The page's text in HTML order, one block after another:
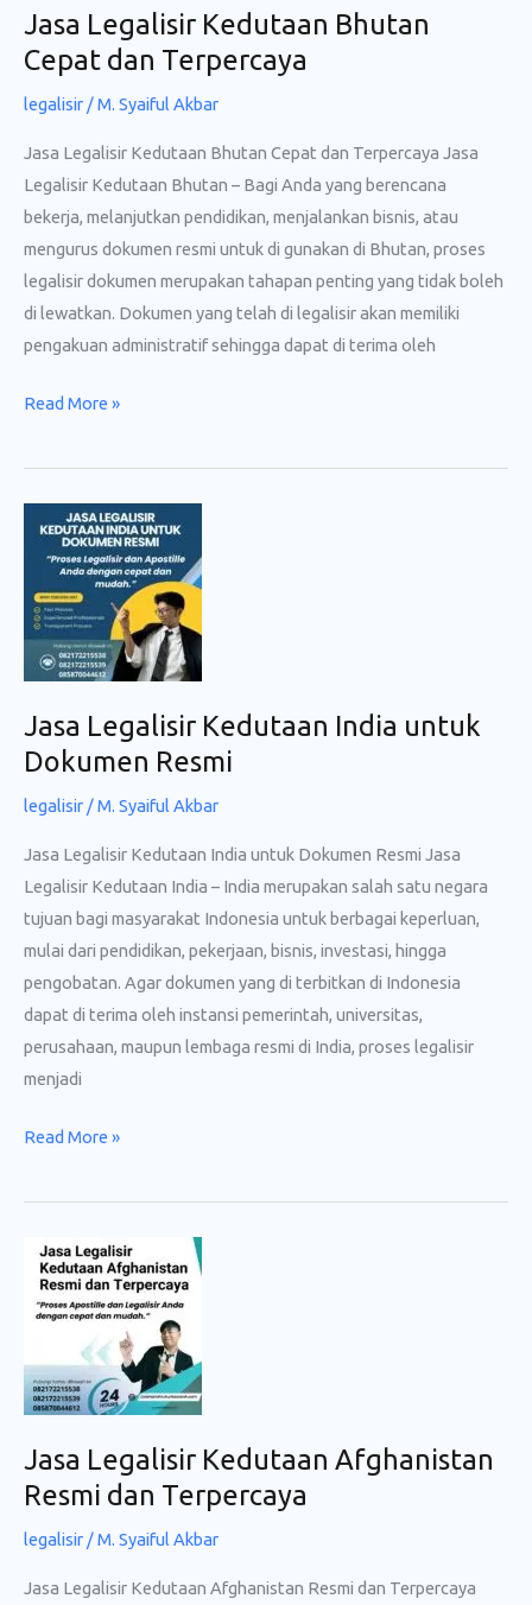
Jasa Legalisir Kedutaan Bhutan
Cepat dan Terpercaya
legalisir /M. Syaiful Akbar
Jasa Legalisir Kedutaan Bhutan Cepat dan Terpercaya Jasa
Legalisir Kedutaan Bhutan – Bagi Anda yang berencana
bekerja, melanjutkan pendidikan, menjalankan bisnis, atau
mengurus dokumen resmi untuk di gunakan di Bhutan, proses
legalisir dokumen merupakan tahapan penting yang tidak boleh
di lewatkan. Dokumen yang telah di legalisir akan memiliki
pengakuan administratif sehingga dapat di terima oleh
Jasa
Kedutaan
Cepat
dan
Terpercaya
Read More »
Jasa Legalisir Kedutaan India untuk
Dokumen Resmi
legalisir /M. Syaiful Akbar
Jasa Legalisir Kedutaan India untuk Dokumen Resmi Jasa
Legalisir Kedutaan India – India merupakan salah satu negara
tujuan bagi masyarakat Indonesia untuk berbagai keperluan,
mulai dari pendidikan, pekerjaan, bisnis, investasi, hingga
pengobatan. Agar dokumen yang di terbitkan di Indonesia
dapat di terima oleh instansi pemerintah, universitas,
perusahaan, maupun lembaga resmi di India, proses legalisir
menjadi
Jasa
Kedutaan
untuk
Dokumen
Resmi
Read More »
Jasa Legalisir Kedutaan Afghanistan
Resmi dan Terpercaya
legalisir /M. Syaiful Akbar
Jasa Legalisir Kedutaan Afghanistan Resmi dan Terpercaya